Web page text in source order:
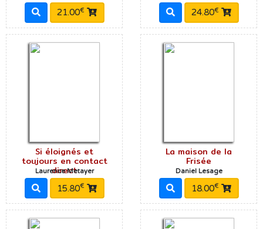
21.00€ 24.80€
Si éloignés et
toujours en contact
direct
Laurence Metayer
15.80€
La maison de la
Frisée
Daniel Lesage
18.00€